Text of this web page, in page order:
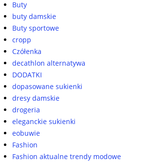
Buty
buty damskie
Buty sportowe
cropp
Czółenka
decathlon alternatywa
DODATKI
dopasowane sukienki
dresy damskie
drogeria
eleganckie sukienki
eobuwie
Fashion
Fashion aktualne trendy modowe